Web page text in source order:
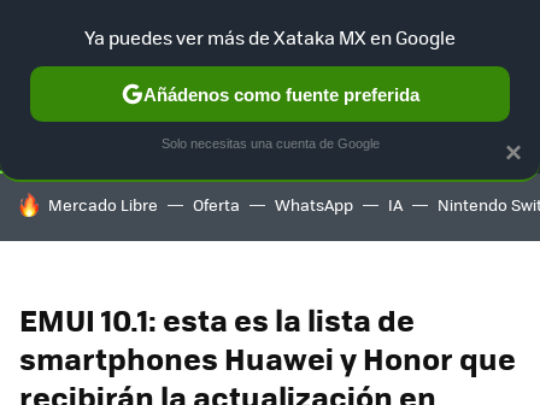
SELECCIÓN GAMING HOME AUTO TERRITORIO
HOY SE HABLA DE
Mercado Libre Oferta WhatsApp IA Nintendo
EMUI 10.1: esta es la lista de
smartphones Huawei y Honor que
recibirán la actualización en
×
Ya puedes ver más de Xataka MX en Google
Añádenos como fuente preferida
Solo necesitas una cuenta de Google